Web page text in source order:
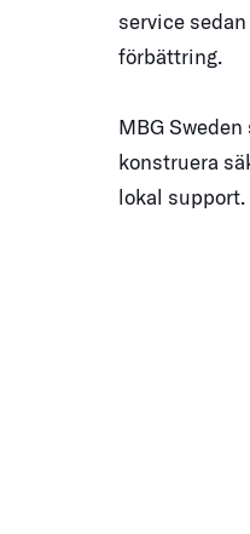
service
förbättring.
MBG
konstruera
lokal support.